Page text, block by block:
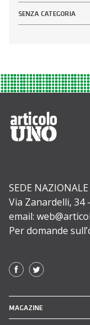
SENZA CATEGORIA
SEDE NAZIONALE
Via Zanardelli, 34
email:
Per domande
MAGAZINE